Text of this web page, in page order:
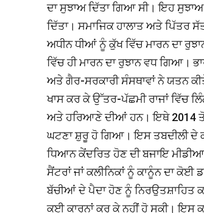
ਦਾ ਸੁਝਾਅ ਦਿੱਤਾ ਗਿਆ ਸੀ। ਇਹ
ਦਿੱਤਾ। ਸਮਾਜਿਕ ਹਾਲਾਤ ਅਤੇ ਪਿੱਤਰ
ਅਧੀਨ ਧੀਆਂ ਨੂੰ ਕੁੱਖ ਵਿੱਚ ਮਾਰਨ ਦਾ
ਵਿੱਚ ਹੀ ਮਾਰਨ ਦਾ ਰੁਝਾਨ ਵਧ ਗਿਆ।
ਅਤੇ ਗੈਰ-ਸਰਕਾਰੀ ਸੰਸਥਾਵਾਂ ਨੇ ਯਤਨ
ਖਾਸ ਕਰ ਕੇ ਉੱਤਰ-ਪੱਛਮੀ ਰਾਜਾਂ ਵਿੱਚ
ਅਤੇ ਹਰਿਆਣੇ ਦੀਆਂ ਹਨ। ਇਥੇ 2014 ਤੋਂ
ਘਟਣਾ ਸ਼ੁਰੂ ਹੋ ਗਿਆ। ਇਸ ਤਬਦੀਲੀ ਦੇ
ਧਿਆਨ ਕੇਂਦਰਿਤ ਹੋਣ ਦੀ ਬਜਾਇ
ਸੈਂਟਰਾਂ ਜਾਂ ਕਲੀਨਿਕਾਂ ਨੂੰ ਕਾਨੂੰਨ ਦਾ ਕੋਈ
ਬੱਚੀਆਂ ਦੇ ਪੈਦਾ ਹੋਣ ਨੂੰ ਨਿਰਉਤਸ਼ਾਹਿਤ
ਕਈ ਕਾਰਨਾਂ ਕਰ ਕੇ ਨਹੀਂ ਹੋ ਸਕੀ। ਇਸ